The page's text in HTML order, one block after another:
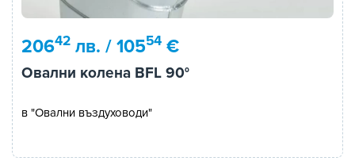
20642 лв. / 10554 €
Овални колена BFL 90°
в "Овални въздуховоди"